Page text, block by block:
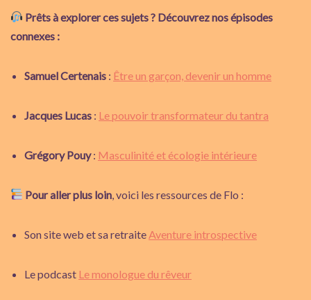
Prêts à explorer ces sujets ? Découvrez nos épisodes
connexes :
Samuel Certenais : Être un garçon, devenir un homme
Jacques Lucas : Le pouvoir transformateur du tantra
Grégory Pouy: Masculinité et écologie intérieure
Pour aller plus loin , voici les ressources de Flo :
Son site web et sa retraite Aventure introspective
Le podcast Le monologue du rêveur